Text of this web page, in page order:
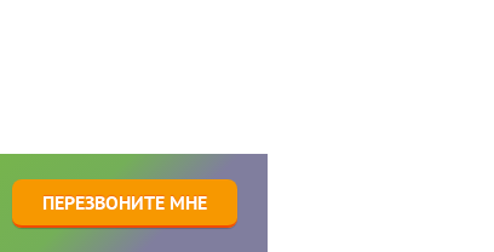
ПЕРЕЗВОНИТЕ МНЕ